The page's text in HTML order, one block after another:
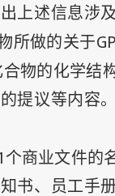
上述信息涉
所做的关于
物的化学结
提议等内容
个商业文件的
书、员工手